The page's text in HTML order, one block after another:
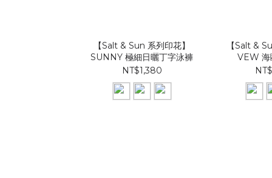
【Salt & Sun 系列印花】
SUNNY 極細日曬丁字泳褲
NT$1,380
【Salt &
VEW 海